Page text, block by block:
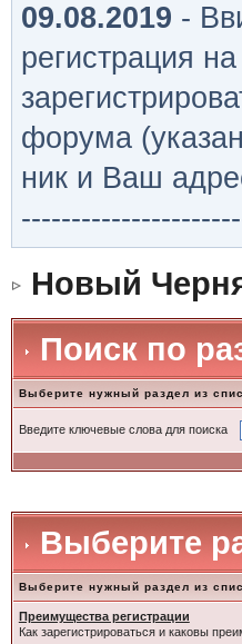
09.08.2019 -
регистрация
форума
ник и Ваш
Новый
Поиск по
Выберите нужный раздел из
Введите ключевые слова для поиска
Выберите
Выберите нужный раздел из
Преимущества регистрации
Как зарегистрироваться и каковы